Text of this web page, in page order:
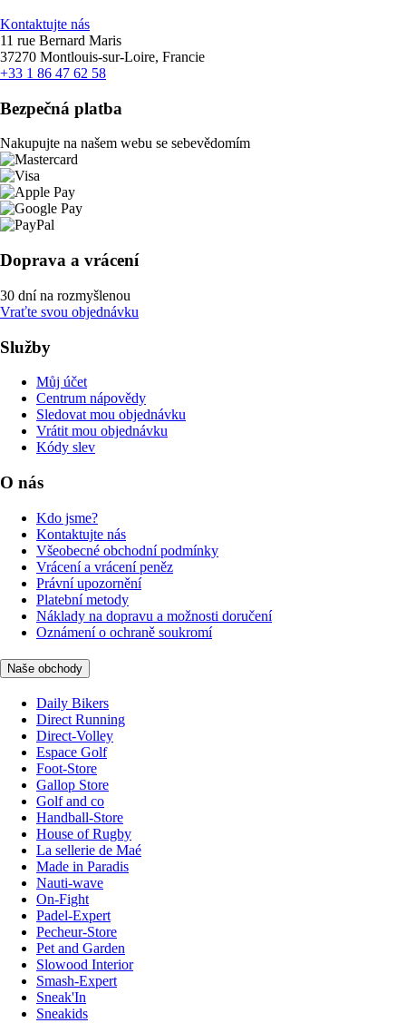
Kontaktujte nás
11 rue Bernard Maris
37270 Montlouis-sur-Loire, Francie
+33 1 86 47 62 58
Bezpečná platba
Nakupujte na našem webu se sebevědomím
Doprava a vrácení
30 dní na rozmyšlenou
Vraťte svou objednávku
Služby
Můj účet
Centrum nápovědy
Sledovat mou objednávku
Vrátit mou objednávku
Kódy slev
O nás
Kdo jsme?
Kontaktujte nás
Všeobecné obchodní podmínky
Vrácení a vrácení peněz
Právní upozornění
Platební metody
Náklady na dopravu a možnosti doručení
Oznámení o ochraně soukromí
Naše obchody
Daily Bikers
Direct Running
Direct-Volley
Espace Golf
Foot-Store
Gallop Store
Golf and co
Handball-Store
House of Rugby
La sellerie de Maé
Made in Paradis
Nauti-wave
On-Fight
Padel-Expert
Pecheur-Store
Pet and Garden
Slowood Interior
Smash-Expert
Sneak'In
Sneakids